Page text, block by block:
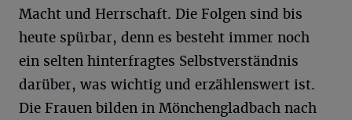
Macht und Herrschaft. Die Folgen sind bis
heute spürbar, denn es besteht immer noch
ein selten hinterfragtes Selbstverständnis
darüber, was wichtig und erzählenswert ist.
Die Frauen bilden in Mönchengladbach nach